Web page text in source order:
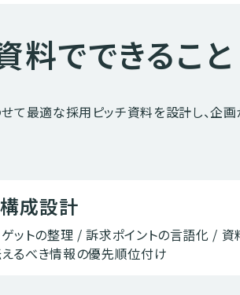
料でできること
て最適な採用ピッチ資料を設計し、企画
成設計
ットの整理 / 訴求ポイントの言語化 / 資
るべき情報の優先順位付け